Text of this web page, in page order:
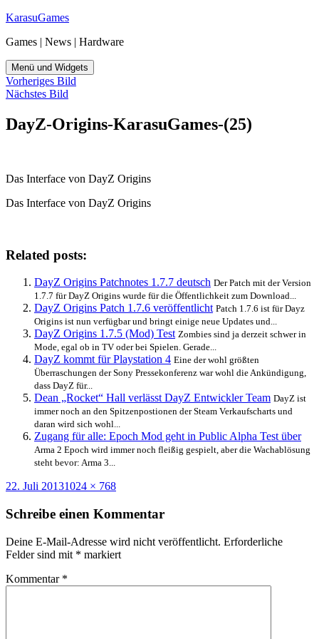
Zum
springen
KarasuGames
Games | News | Hardware
Menü und Widgets
Vorheriges Bild
Nächstes Bild
DayZ-Origins-KarasuGames-(25)
Das Interface von DayZ Origins
Das Interface von DayZ Origins
Related posts:
DayZ Origins Patchnotes 1.7.7 deutsch Der Patch mit der Version
1.7.7 für DayZ Origins wurde für die Öffentlichkeit zum Download...
DayZ Origins Patch 1.7.6 veröffentlicht Patch 1.7.6 ist für Dayz
Origins ist nun verfügbar und bringt einige neue Updates und...
DayZ Origins 1.7.5 (Mod) Test Zombies sind ja derzeit schwer in
Mode, egal ob in TV oder bei Spielen. Gerade...
DayZ kommt für Playstation 4 Eine der wohl größten
Überraschungen der Sony Pressekonferenz war wohl die Ankündigung,
dass DayZ für...
Dean „Rocket“ Hall verlässt DayZ Entwickler Team DayZ ist
immer noch an den Spitzenpostionen der Steam Verkaufscharts und
daran wird sich wohl...
Zugang für alle: Epoch Mod geht in Public Alpha Test über
Arma 2 Epoch wird immer noch fleißig gespielt, aber die Wachablösung
steht bevor: Arma 3...
Veröffentlicht
22. Juli 2013Originalgröße
1024 × 768
Schreibe einen Kommentar
Deine E-Mail-Adresse wird nicht veröffentlicht. Erforderliche
Felder sind mit * markiert
Kommentar *